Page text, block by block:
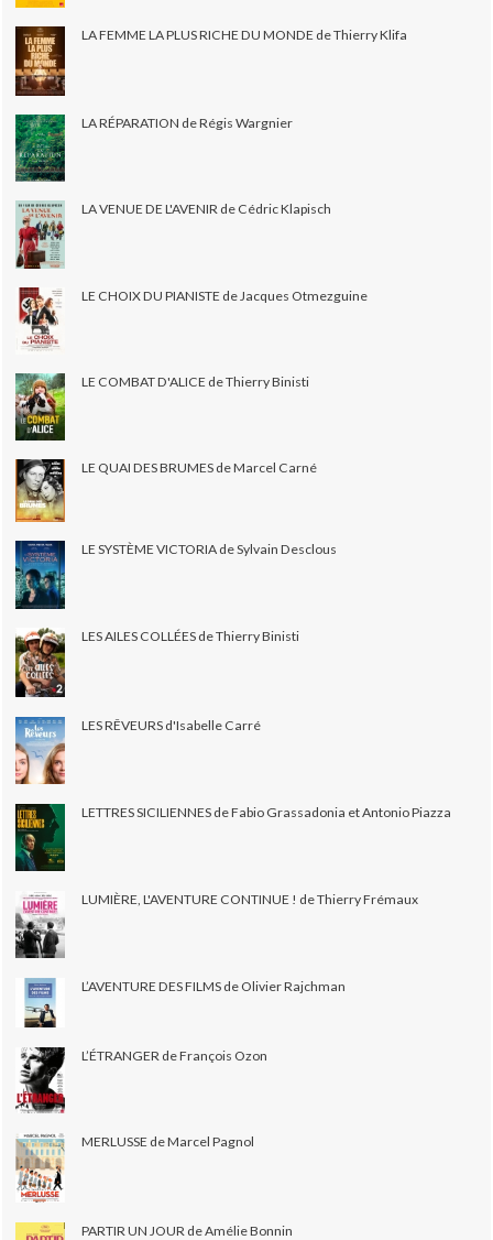
LA FEMME LA PLUS RICHE DU MONDE de Thierry Klifa
LA RÉPARATION de Régis Wargnier
LA VENUE DE L'AVENIR de Cédric Klapisch
LE CHOIX DU PIANISTE de Jacques Otmezguine
LE COMBAT D'ALICE de Thierry Binisti
LE QUAI DES BRUMES de Marcel Carné
LE SYSTÈME VICTORIA de Sylvain Desclous
LES AILES COLLÉES de Thierry Binisti
LES RÊVEURS d'Isabelle Carré
LETTRES SICILIENNES de Fabio Grassadonia et Antonio Piazza
LUMIÈRE, L'AVENTURE CONTINUE ! de Thierry Frémaux
L’AVENTURE DES FILMS de Olivier Rajchman
L’ÉTRANGER de François Ozon
MERLUSSE de Marcel Pagnol
PARTIR UN JOUR de Amélie Bonnin